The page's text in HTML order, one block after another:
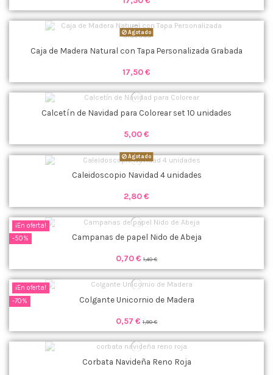
Agotado
Caja de Madera Natural con Tapa Personalizada Grabada
17,50 €
Calcetín de Navidad para Colorear set 10 unidades
5,00 €
Agotado
Caleidoscopio Navidad 4 unidades
2,80 €
¡En oferta!
-50%
Campanas de papel Nido de Abeja
0,70 € 1,40 €
¡En oferta!
-70%
Colgante Unicornio de Madera
0,57 € 1,90 €
Corbata Navideña Reno Roja